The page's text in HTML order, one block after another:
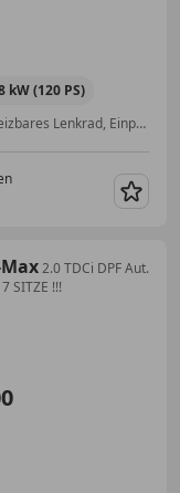
kW (120 PS)
Garantie, USB, Sitzheizung, Regensensor, Beheizbares Lenkrad, Einparkhilfe Sensoren vorne, Notrufsystem, Beheizbare Frontscheibe
2.0 TDCi DPF Aut.
Titanium. 7 SITZE !!!